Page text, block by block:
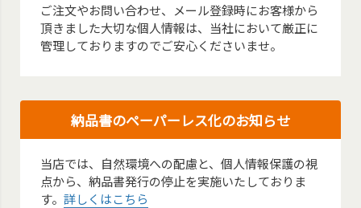
ご注文やお問い合わせ、メール登録時にお客様から
頂きました大切な個人情報は、当社において厳正に
管理しておりますのでご安心くださいませ。
納品書のペーパーレス化のお知らせ
当店では、自然環境への配慮と、個人情報保護の視
点から、納品書発行の停止を実施いたしておりま
す。詳しくはこちら